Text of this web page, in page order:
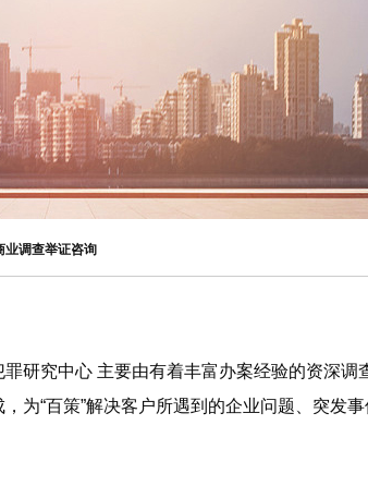
业调查举证咨询
研究中心 主要由有着丰富办案经验的资深
为“百策”解决客户所遇到的企业问题、突发